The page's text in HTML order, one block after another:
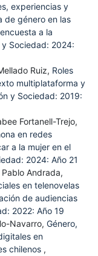
experiencias y
de género en las
a la
Sociedad: 2024:
Ruiz, Roles
multiplataforma y
y Sociedad: 2019:
Fortanell-Trejo,
en redes
a la mujer en el
2024: Año 21
Andrada,
en telenovelas
de audiencias
2022: Año 19
Navarro, Género,
en
chilenos ,